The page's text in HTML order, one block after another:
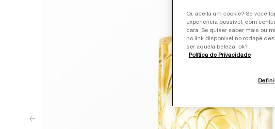
Oi, aceita um cookie? Se você
experiência possível, com
cara. Se quiser saber mais ou
no link disponível no rodapé
ser aquela beleza, ok?
Política de Privacidade